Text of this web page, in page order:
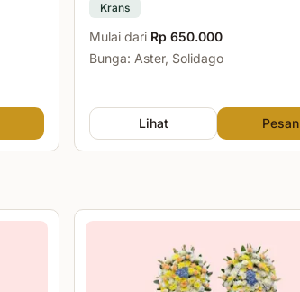
Krans
Mulai dari Rp 650.000
Bunga: Aster, Solidago
Lihat Pesan